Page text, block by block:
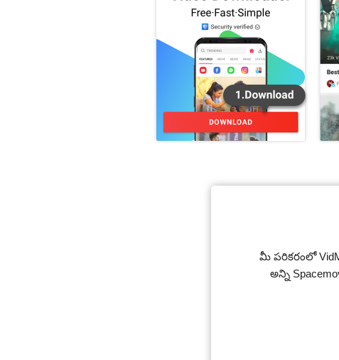
మీ పరికరంలో
అన్ని